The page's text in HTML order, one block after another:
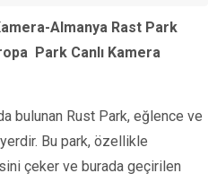
Almanya Rast Park
Park Canlı Kamera
bulunan Rust Park, eğlence ve
Bu park, özellikle
çeker ve burada geçirilen